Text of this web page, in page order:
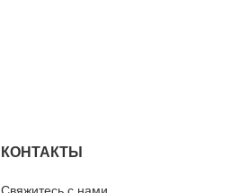
КОНТАКТЫ